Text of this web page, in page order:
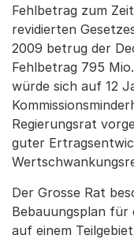
Fehlbetrag zum
revidierten
2009 betrug der
Fehlbetrag 795
würde sich auf 12
Regierungsrat
guter
Der Grosse Rat
Bebauungsplan für
auf einem